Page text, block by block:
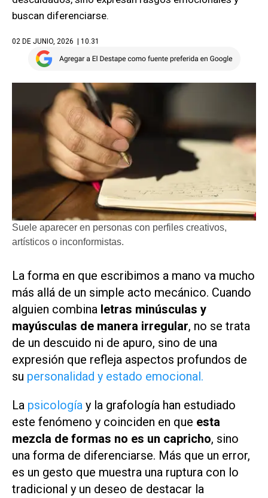
buscan diferenciarse.
02 DE JUNIO, 2026 | 10.31
Suele aparecer en personas con perfiles creativos,
artísticos o inconformistas.
La forma en que escribimos a mano va mucho
más allá de un simple acto mecánico. Cuando
alguien combina letras minúsculas y
mayúsculas de manera irregular, no se trata
de un descuido ni de apuro, sino de una
expresión que refleja aspectos profundos de
su personalidad y estado emocional.
La psicología y la grafología han estudiado
este fenómeno y coinciden en que esta
mezcla de formas no es un capricho, sino
una forma de diferenciarse. Más que un error,
es un gesto que muestra una ruptura con lo
tradicional y un deseo de destacar la